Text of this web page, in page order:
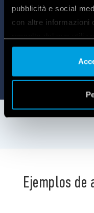
pubblicità e social
con altre informazioni
nostri cookie se
Vai alla Cookie
Ejemplos de